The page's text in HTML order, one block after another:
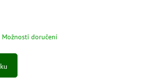
Možnosti doručení